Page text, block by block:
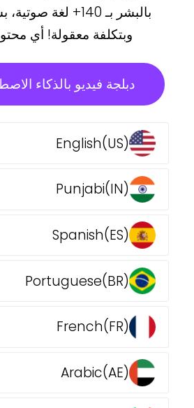
بالبشر بـ 140+ لغة
وبتكلفة معقولة! أي
دبلجة فيديو بالذكاء
English(US)
Punjabi(IN)
Spanish(ES)
Portuguese(BR)
French(FR)
Arabic(AE)